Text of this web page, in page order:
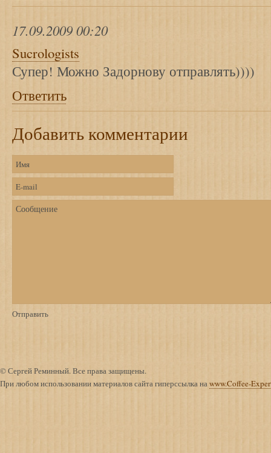
17.09.2009 00:20
Sucrologists
Супер! Можно Задорнову отправлять))))
Ответить
Добавить комментарии
© Сергей Реминный. Все права защищены.
При любом использовании материалов сайта гиперссылка наwww.Coffee-